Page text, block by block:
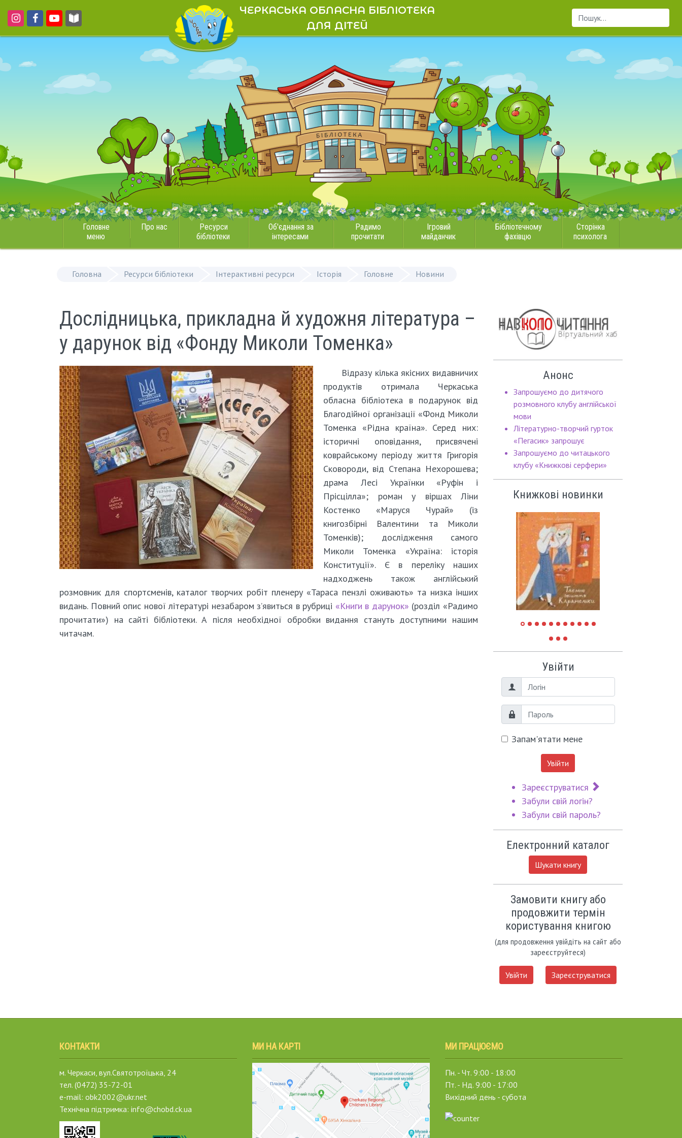
ЧЕРКАСЬКА ОБЛАСНА БІБЛІОТЕКА
ДЛЯ ДІТЕЙ
Пошук...
Головне
меню
Про нас
Ресурси
бібліотеки
Об'єднання за
інтересами
Радимо
прочитати
Ігровий
майданчик
Бібліотечному
фахівцю
Сторінка
психолога
Головна Ресурси бібліотеки Інтерактивні ресурси Історія Головне Новини
Дослідницька, прикладна й художня література –
у дарунок від «Фонду Миколи Томенка»
Відразу кілька якісних видавничих
продуктів отримала Черкаська
обласна бібліотека в подарунок від
Благодійної організації «Фонд Миколи
Томенка «Рідна країна». Серед них:
історичні оповідання, присвячені
коврайському періоду життя Григорія
Сковороди, від Степана Нехорошева;
драма Лесі Українки «Руфін і
Прісцілла»; роман у віршах Ліни
Костенко «Маруся Чурай» (із
книгозбірні Валентини та Миколи
Томенків); дослідження самого
Миколи Томенка «Україна: історія
Конституції». Є в переліку наших
надходжень також англійський
розмовник для спортсменів, каталог творчих робіт пленеру «Тараса пензлі оживають» та низка інших
видань. Повний опис нової літературі незабаром з’явиться в рубриці «Книги в дарунок» (розділ «Радимо
прочитати») на сайті бібліотеки. А після необхідної обробки видання стануть доступними нашим
читачам.
Анонс
Запрошуємо до дитячого
розмовного клубу англійської
мови
Літературно-творчий гурток
«Пегасик» запрошує
Запрошуємо до читацького
клубу «Книжкові серфери»
Книжкові новинки
Увійти
Логін
Пароль
Запам'ятати мене
Увійти
Зареєструватися
Забули свій логін?
Забули свій пароль?
Електронний каталог
Шукати книгу
Замовити книгу або
продовжити термін
користування книгою
(для продовження увійдіть на сайт або
зареєструйтеся)
Увійти Зареєструватися
КОНТАКТИ
м. Черкаси, вул.Святотроїцька, 24
тел. (0472) 35-72-01
e-mail: obk2002@ukr.net
Технічна підтримка: info@chobd.ck.ua
МИ НА КАРТІ МИ ПРАЦЮЄМО
Пн. - Чт. 9:00 - 18:00
Пт. - Нд. 9:00 - 17:00
Вихідний день - субота